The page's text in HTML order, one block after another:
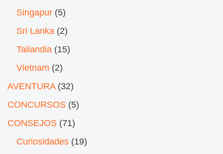
Singapur (5)
Sri Lanka (2)
Tailandia (15)
Vietnam (2)
AVENTURA(32)
CONCURSOS (5)
CONSEJOS (71)
Curiosidades (19)